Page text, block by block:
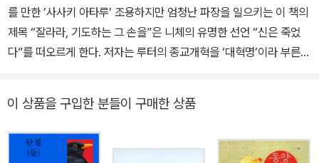
를 만한 ‘사사키 아타루’ 조용하지만 엄청난 파장을 일으키는 이 책의
제목 “잘라라, 기도하는 그 손을”은 니체의 유명한 선언 “신은 죽었
다”를 떠오르게 한다. 저자는 루터의 종교개혁을 ‘대혁명’이라 부른
와 마찬가지였다. 하지만 기도하는 것에서 나아가 책을 읽고 깨달은
바를 실행해 세상을 바꿔야 한다는 마음이 강했다. 루터가 살았던 그
때 “세계의 질서에는 아무런 근거가 없었”고, “그 질서는 완전히 썩어
이 상품을 구입한 분들이 구매한 상품